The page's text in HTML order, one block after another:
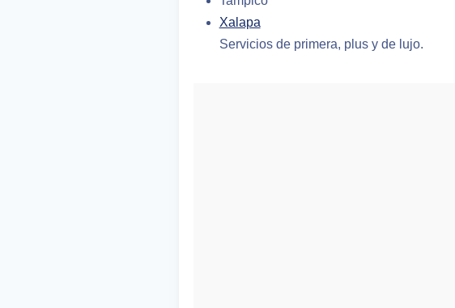
Xalapa
Servicios de primera, plus y de lujo.